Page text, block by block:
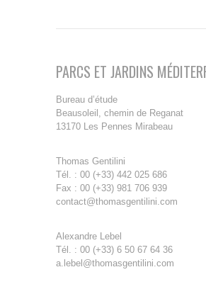
PARCS ET JARDINS
Bureau d’étude
Beausoleil, chemin de Reganat
13170 Les Pennes Mirabeau
Thomas Gentilini
Tél. : 00 (+33) 442 025 686
Fax : 00 (+33) 981 706 939
contact@thomasgentilini.com
Alexandre Lebel
Tél. : 00 (+33) 6 50 67 64 36
a.lebel@thomasgentilini.com